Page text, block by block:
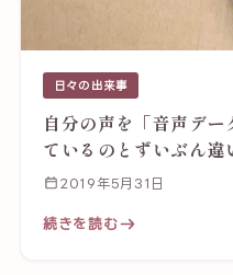
日々の出来事
自分の声を「音声デ
ているのとずいぶん違
2019年5月31日
続きを読む